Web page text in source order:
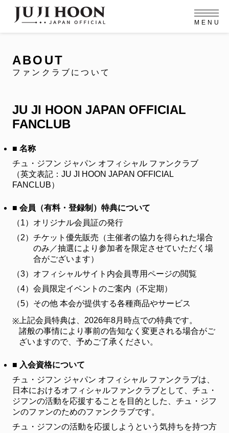
NEWS
ニュース
プロフィール
EVENT
イベント
メンバーシップ
FANCLUB
ファンクラブ
FC NEWS
FCニュース
ビデオ
ギャラリー
CONTACT
お問い合わせ
OFFICIAL MENU
FC NEWS VIDEO GALLERY
M E N U
ABOUT
ファンクラブについて
JU JI HOON JAPAN OFFICIAL
FANCLUB
■ 名称
チュ・ジフン ジャパン オフィシャル ファンクラブ
（英文表記：JU JI HOON JAPAN OFFICIAL
FANCLUB）
■ 会員（有料・登録制）特典について
（1） オリジナル会員証の発行
（2） チケット優先販売（主催者の協力を得られた場合
のみ／抽選により参加者を限定させていただく場
合がございます）
（3） オフィシャルサイト内会員専用ページの閲覧
（4） 会員限定イベントのご案内（不定期）
（5） その他 本会が提供する各種商品やサービス
※ 上記会員特典は、2026年8月時点での特典です。
諸般の事情により事前の告知なく変更される場合がご
ざいますので、予めご了承ください。
■ 入会資格について
チュ・ジフン ジャパン オフィシャル ファンクラブは、
日本におけるオフィシャルファンクラブとして、チュ・
ジフンの活動を応援することを目的とした、チュ・ジフ
ンのファンのためのファンクラブです。
チュ・ジフンの活動を応援しようという気持ちを持つ方